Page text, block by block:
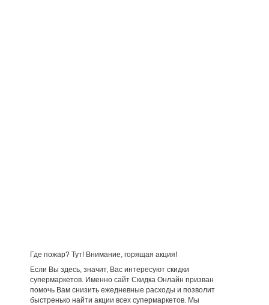
Где пожар? Тут! Внимание, горящая акция!
Если Вы здесь, значит, Вас интересуют скидки
супермаркетов. Именно сайт Скидка Онлайн призван
помочь Вам снизить ежедневные расходы и позволит
быстренько найти акции всех супермаркетов. Мы